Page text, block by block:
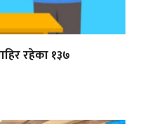
रहेका १३७